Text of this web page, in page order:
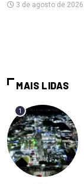
3 de agosto de 2026
MAIS LIDAS
1